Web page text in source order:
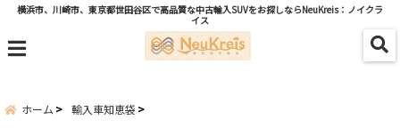
横浜市、川崎市、東京都世田谷区で高品質な中古輸入SUVをお探しならNeuKreis：ノイクラ
イス
menu
ホーム 輸入車知恵袋